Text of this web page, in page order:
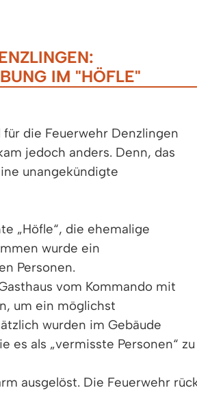
IM "HÖFLE"
die Feuerwehr Denzlingen
jedoch anders. Denn, das
unangekündigte
„Höfle“, die ehemalige
wurde ein
Personen.
vom Kommando mit
um ein möglichst
wurden im Gebäude
es als „vermisste Personen“
ausgelöst. Die Feuerwehr